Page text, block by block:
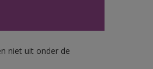
niet uit onder de